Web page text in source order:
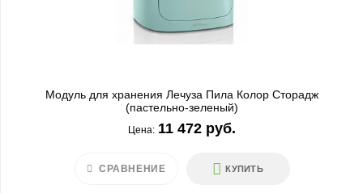
Модуль для хранения Лечуза Пила Колор Сторадж
(пастельно-зеленый)
Цена: 11 472 руб.
КУПИТЬ
СРАВНЕНИЕ